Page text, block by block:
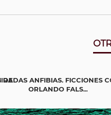
DE
ANFIBIAS. FICCIONES
ORLANDO FALS...